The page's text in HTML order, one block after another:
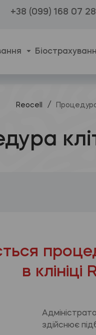
+38 (099) 168 07 28
Reocell / Процедура
в клініці
здійснює